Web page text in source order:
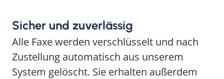
Sicher und zuverlässig
Alle Faxe werden verschlüsselt und nach
Zustellung automatisch aus unserem
System gelöscht. Sie erhalten außerdem